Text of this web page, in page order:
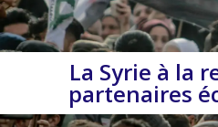
La Syrie à la
partenaires